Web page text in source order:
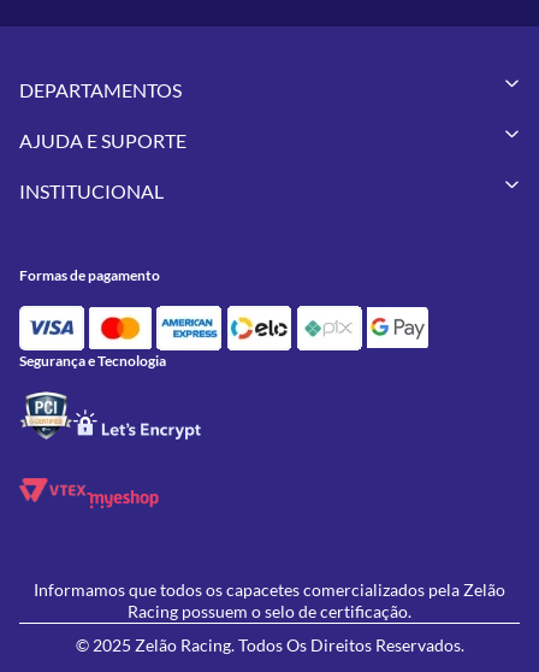
DEPARTAMENTOS
Vestuários
Pneus
Utilidades
Feminino
Lançamentos
AJUDA E SUPORTE
Meus Pedidos
Política de Privacidade
Política de Campanhas e promoções
INSTITUCIONAL
Contato
Oficina/Serviços
Formas de pagamento
Segurança e Tecnologia
Informamos que todos os capacetes comercializados pela Zelão
Racing possuem o selo de certificação.
© 2025 Zelão Racing. Todos Os Direitos Reservados.